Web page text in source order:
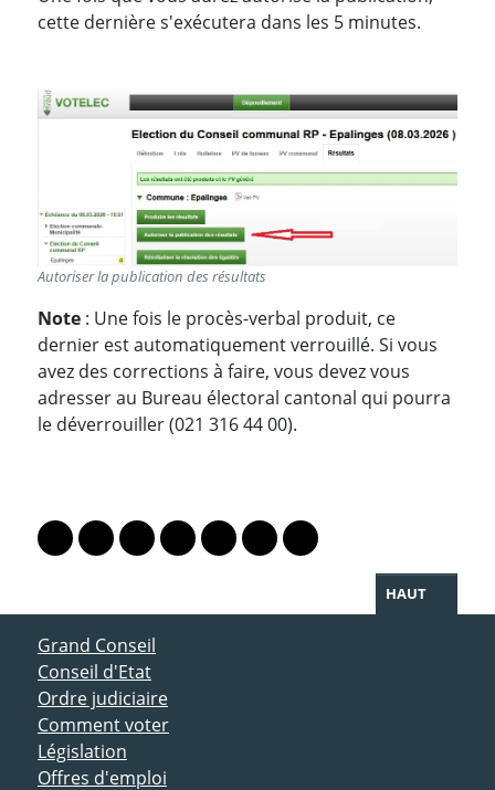
cette dernière s'exécutera dans les 5 minutes.
Autoriser la publication des résultats
Note : Une fois le procès-verbal produit, ce
dernier est automatiquement verrouillé. Si vous
avez des corrections à faire, vous devez vous
adresser au Bureau électoral cantonal qui pourra
le déverrouiller (021 316 44 00).
Lien vers le profil Mastodon
Lien vers le profil Bluesky
Lien vers le profil Instagram
Lien vers le profil Linkedin
Lien vers le profil Facebook
Lien vers le profil Twitter
Partager par WhatsApp
HAUT
ACCÈS DIRECT
Grand Conseil
Conseil d'Etat
Ordre judiciaire
Comment voter
Législation
Offres d'emploi